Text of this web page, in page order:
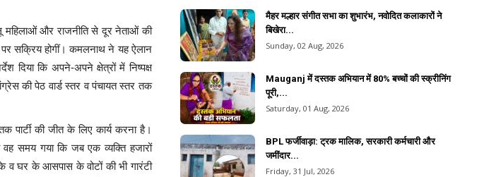
महिलाओं और राजनीति से दूर नेताओं की
पर सक्रिय होगीं। कमलनाथ ने यह ऐलान
दिया कि अपने-अपने क्षेत्रों में निष्पक्ष
की पेठ वार्ड स्तर व पंचायत स्तर तक
पार्टी की जीत के लिए कार्य करना है।
समय गया कि जब एक व्यक्ति हजारों
घर के आसपास के वोटों की भी गारंटी
मैहर मल्हार संगीत सभा का शुभारंभ, नवोदित कलाकारों ने
बिखेरा...
Sunday, 02 Aug, 2026
Mauganj में दस्तक अभियान में 80% बच्चों की स्क्रीनिंग
पूरी,...
Saturday, 01 Aug, 2026
BPL फर्जीवाड़ा: ट्रक मालिक, सरकारी कर्मचारी और
जमींदार...
Friday, 31 Jul, 2026